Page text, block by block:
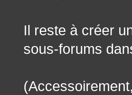
Il reste à créer
sous-forums